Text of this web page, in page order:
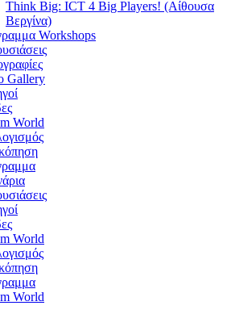
Think Big: ICT 4 Big Players! (Αίθουσα
Βεργίνα)
Workshops
Gallery
World
World
World